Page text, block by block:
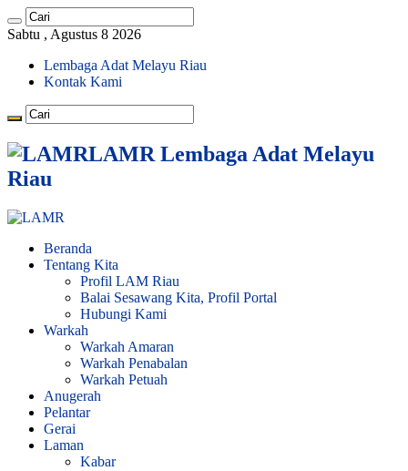
Sabtu , Agustus 8 2026
Lembaga Adat Melayu Riau
Kontak Kami
LAMR Lembaga Adat Melayu
Riau
Beranda
Tentang Kita
Profil LAM Riau
Balai Sesawang Kita, Profil Portal
Hubungi Kami
Warkah
Warkah Amaran
Warkah Penabalan
Warkah Petuah
Anugerah
Pelantar
Gerai
Laman
Kabar